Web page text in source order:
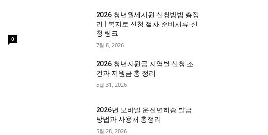
0
2026 청년월세지원 신청방법 총정
리 | 복지로 신청 절차·준비서류·신
청 링크
7월 8, 2026
2026 청년지원금 지역별 신청 조
건과 지원금 총 정리
5월 31, 2026
2026년 모바일 운전면허증 발급
방법과 사용처 총정리
5월 28, 2026